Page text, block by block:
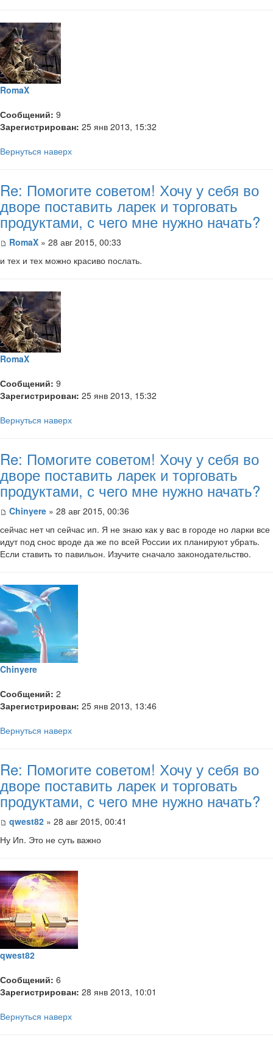
RomaX
Сообщений: 9
Зарегистрирован: 25 янв 2013, 15:32
Вернуться наверх
Re: Помогите советом! Хочу у себя во
дворе поставить ларек и торговать
продуктами, с чего мне нужно начать?
RomaX » 28 авг 2015, 00:33
и тех и тех можно красиво послать.
RomaX
Сообщений: 9
Зарегистрирован: 25 янв 2013, 15:32
Вернуться наверх
Re: Помогите советом! Хочу у себя во
дворе поставить ларек и торговать
продуктами, с чего мне нужно начать?
Chinyere » 28 авг 2015, 00:36
сейчас нет чп сейчас ип. Я не знаю как у вас в городе но ларки все
идут под снос вроде да же по всей России их планируют убрать.
Если ставить то павильон. Изучите сначало законодательство.
Chinyere
Сообщений: 2
Зарегистрирован: 25 янв 2013, 13:46
Вернуться наверх
Re: Помогите советом! Хочу у себя во
дворе поставить ларек и торговать
продуктами, с чего мне нужно начать?
qwest82 » 28 авг 2015, 00:41
Ну Ип. Это не суть важно
qwest82
Сообщений: 6
Зарегистрирован: 28 янв 2013, 10:01
Вернуться наверх